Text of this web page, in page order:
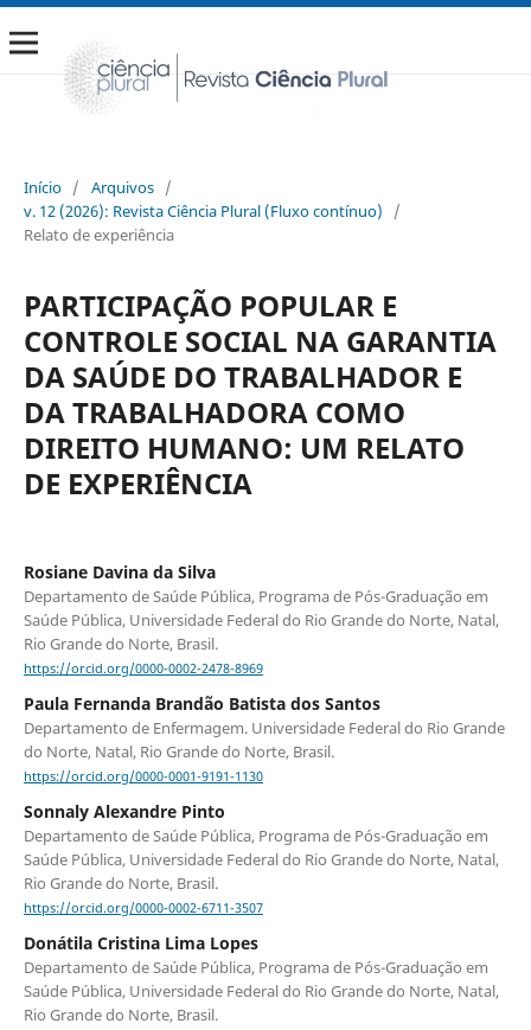
Início / Arquivos /
v. 12 (2026): Revista Ciência Plural (Fluxo contínuo)
/
Relato de experiência
PARTICIPAÇÃO POPULAR E
CONTROLE SOCIAL NA GARANTIA
DA SAÚDE DO TRABALHADOR E
DA TRABALHADORA COMO
DIREITO HUMANO: UM RELATO
DE EXPERIÊNCIA
Rosiane Davina da Silva
Departamento de Saúde Pública, Programa de Pós-Graduação em
Saúde Pública, Universidade Federal do Rio Grande do Norte, Natal,
Rio Grande do Norte, Brasil.
https://orcid.org/0000-0002-2478-8969
Paula Fernanda Brandão Batista dos Santos
Departamento de Enfermagem. Universidade Federal do Rio Grande
do Norte, Natal, Rio Grande do Norte, Brasil.
https://orcid.org/0000-0001-9191-1130
Sonnaly Alexandre Pinto
Departamento de Saúde Pública, Programa de Pós-Graduação em
Saúde Pública, Universidade Federal do Rio Grande do Norte, Natal,
Rio Grande do Norte, Brasil.
https://orcid.org/0000-0002-6711-3507
Donátila Cristina Lima Lopes
Departamento de Saúde Pública, Programa de Pós-Graduação em
Saúde Pública, Universidade Federal do Rio Grande do Norte, Natal,
Rio Grande do Norte, Brasil.